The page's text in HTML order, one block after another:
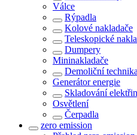
Válce
Rýpadla
Kolové nakladače
Teleskopické
Dumpery
Mininakladače
Demoliční technika
Generátor energie
Skladování
Osvětlení
Čerpadla
zero emission